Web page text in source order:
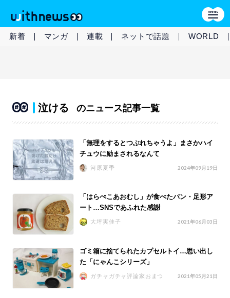
新着 マンガ 連載 ネットで話題 WORLD
泣ける のニュース記事一覧
「無理をするとつぶれちゃうよ」まさかハイ
チュウに励まされるなんて
河原夏季 2024年09月19日
「はらぺこあおむし」が食べたパン・足形ア
ート…SNSであふれた感謝
大坪実佳子 2021年06月03日
ゴミ箱に捨てられたカプセルトイ…思い出し
た「にゃんこシリーズ」
ガチャガチャ評論家おまつ 2021年05月21日